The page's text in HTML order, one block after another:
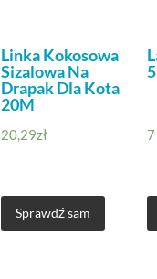
Linka Kokosowa
Sizalowa Na
Drapak Dla Kota
20M
20,29zł
Sprawdź sam